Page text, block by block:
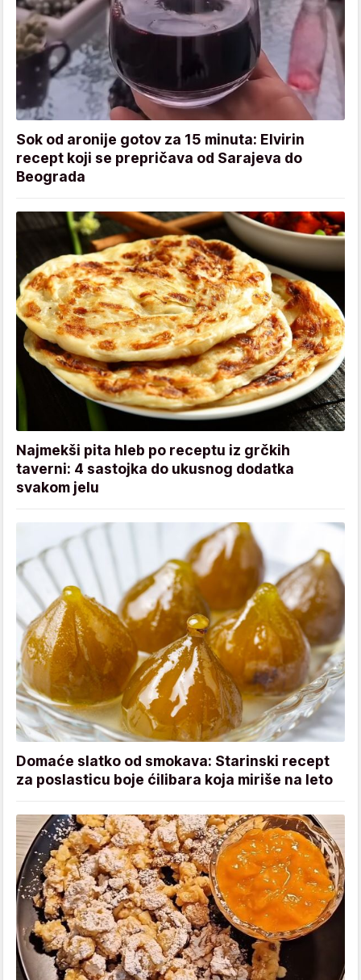
Sok od aronije gotov za 15 minuta: Elvirin
recept koji se prepričava od Sarajeva do
Beograda
Najmekši pita hleb po receptu iz grčkih
taverni: 4 sastojka do ukusnog dodatka
svakom jelu
Domaće slatko od smokava: Starinski recept
za poslasticu boje ćilibara koja miriše na leto